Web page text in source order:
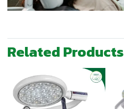
Related Products